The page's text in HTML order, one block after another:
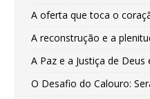
A oferta que toca o
A reconstrução e a
A Paz e a Justiça de
O Desafio do Calouro: